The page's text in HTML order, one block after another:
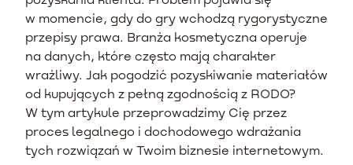
w momencie, gdy do gry wchodzą rygorystyczne
przepisy prawa. Branża kosmetyczna operuje
na danych, które często mają charakter
wrażliwy. Jak pogodzić pozyskiwanie materiałów
od kupujących z pełną zgodnością z RODO?
W tym artykule przeprowadzimy Cię przez
proces legalnego i dochodowego wdrażania
tych rozwiązań w Twoim biznesie internetowym.